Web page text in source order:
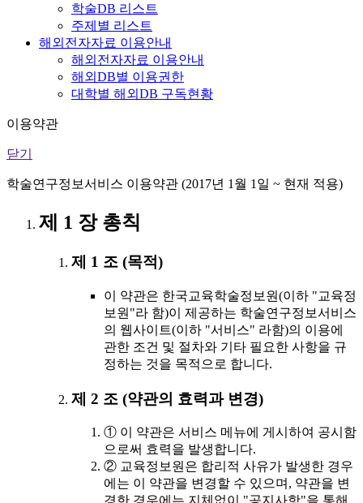
학술DB 리스트
주제별 리스트
해외전자자료 이용안내
해외전자자료 이용안내
해외DB별 이용권한
대학별 해외DB 구독현황
이용약관
닫기
학술연구정보서비스 이용약관 (2017년 1월 1일 ~ 현재 적용)
제 1 장 총칙
제 1 조 (목적)
이 약관은 한국교육학술정보원(이하 "교육정
보원"라 함)이 제공하는 학술연구정보서비스
의 웹사이트(이하 "서비스" 라함)의 이용에
관한 조건 및 절차와 기타 필요한 사항을 규
정하는 것을 목적으로 합니다.
제 2 조 (약관의 효력과 변경)
① 이 약관은 서비스 메뉴에 게시하여 공시함
으로써 효력을 발생합니다.
② 교육정보원은 합리적 사유가 발생한 경우
에는 이 약관을 변경할 수 있으며, 약관을 변